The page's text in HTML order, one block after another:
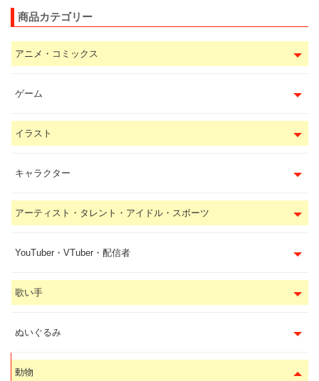
商品カテゴリー
アニメ・コミックス
ゲーム
イラスト
キャラクター
アーティスト・タレント・アイドル・スポーツ
YouTuber・VTuber・配信者
歌い手
ぬいぐるみ
動物